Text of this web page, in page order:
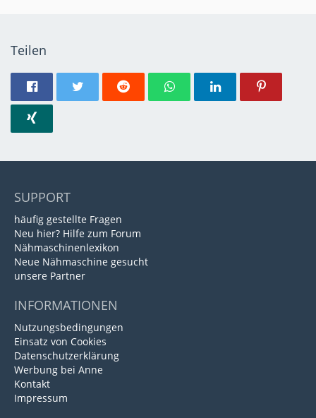
Teilen
SUPPORT
häufig gestellte Fragen
Neu hier? Hilfe zum Forum
Nähmaschinenlexikon
Neue Nähmaschine gesucht
unsere Partner
INFORMATIONEN
Nutzungsbedingungen
Einsatz von Cookies
Datenschutzerklärung
Werbung bei Anne
Kontakt
Impressum